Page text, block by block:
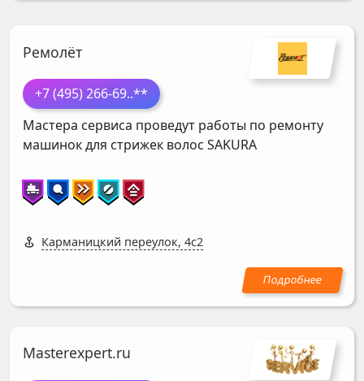
Ремолёт
+7 (495) 266-69..**
Мастера сервиса проведут работы по ремонту
машинок для стрижек волос SAKURA
Карманицкий переулок, 4с2
Masterexpert.ru